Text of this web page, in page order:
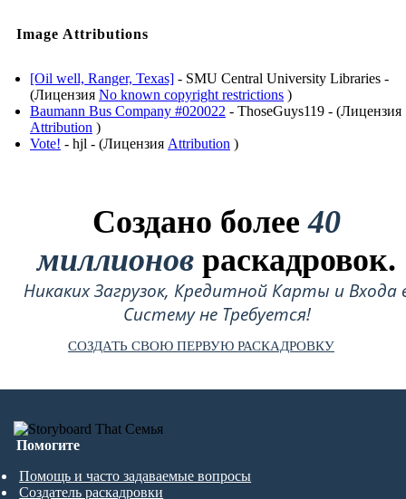
Image Attributions
[Oil well, Ranger, Texas] - SMU Central University Libraries -
(Лицензия No known copyright restrictions )
Baumann Bus Company #020022 - ThoseGuys119 - (Лицензия
Attribution )
Vote! - hjl - (Лицензия Attribution )
Создано более40
миллионов раскадровок.
Никаких Загрузок, Кредитной Карты и Входа
Систему не Требуется!
СОЗДАТЬ СВОЮ ПЕРВУЮ РАСКАДРОВКУ
Помогите
Помощь и часто задаваемые вопросы
Создатель раскадровки